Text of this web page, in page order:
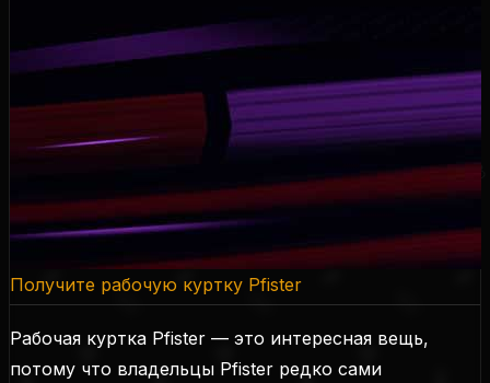
Получите рабочую куртку Pfister
Рабочая куртка Pfister — это интересная вещь,
потому что владельцы Pfister редко сами